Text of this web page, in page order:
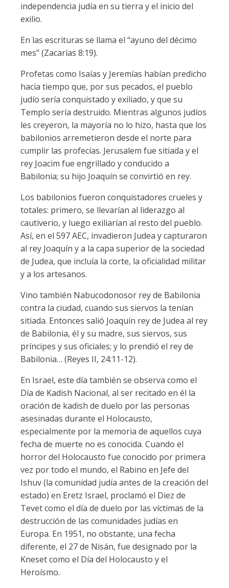
independencia judía en su tierra y el inicio del
exilio.
En las escrituras se llama el “ayuno del décimo
mes” (Zacarías 8:19).
Profetas como Isaías y Jeremías habían predicho
hacía tiempo que, por sus pecados, el pueblo
judío sería conquistado y exiliado, y que su
Templo sería destruido. Mientras algunos judíos
les creyeron, la mayoría no lo hizo, hasta que los
babilonios arremetieron desde el norte para
cumplir las profecías. Jerusalem fue sitiada y el
rey Joacim fue engrillado y conducido a
Babilonia; su hijo Joaquín se convirtió en rey.
Los babilonios fueron conquistadores crueles y
totales: primero, se llevarían al liderazgo al
cautiverio, y luego exiliarían al resto del pueblo.
Así, en el 597 AEC, invadieron Judea y capturaron
al rey Joaquín y a la capa superior de la sociedad
de Judea, que incluía la corte, la oficialidad militar
y a los artesanos.
Vino también Nabucodonosor rey de Babilonia
contra la ciudad, cuando sus siervos la tenían
sitiada. Entonces salió Joaquín rey de Judea al rey
de Babilonia, él y su madre, sus siervos, sus
príncipes y sus oficiales; y lo prendió el rey de
Babilonia… (Reyes II, 24:11-12).
En Israel, este día también se observa como el
Día de Kadish Nacional, al ser recitado en él la
oración de kadish de duelo por las personas
asesinadas durante el Holocausto,
especialmente por la memoria de aquellos cuya
fecha de muerte no es conocida. Cuando el
horror del Holocausto fue conocido por primera
vez por todo el mundo, el Rabino en Jefe del
Ishuv (la comunidad judía antes de la creación del
estado) en Eretz Israel, proclamó el Diez de
Tevet como el día de duelo por las víctimas de la
destrucción de las comunidades judías en
Europa. En 1951, no obstante, una fecha
diferente, el 27 de Nisán, fue designado por la
Kneset como el Día del Holocausto y el
Heroísmo.